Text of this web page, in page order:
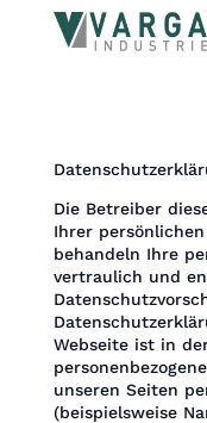
Die Betreiber
Ihrer
behandeln Ihre
vertraulich und
Webseite ist in
unseren Seiten
(beispielsweise